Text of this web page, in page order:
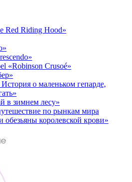
Red Riding Hood»
«Robinson Crusoé»
о маленьком гепарде,
в зимнем лесу»
по рынкам мира
королевской крови»